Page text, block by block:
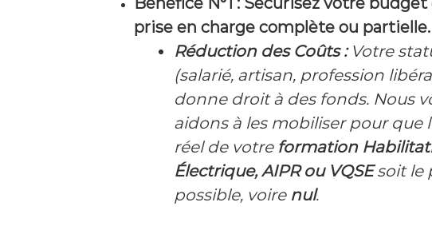
prise en charge complète ou partielle.
Réduction des Coûts :Votre
(salarié, artisan, profession
donne droit à des fonds. Nous
aidons à les mobiliser pour que
réel de votre formation
Électrique, AIPR ou VQSEsoit le
possible, voire nul.